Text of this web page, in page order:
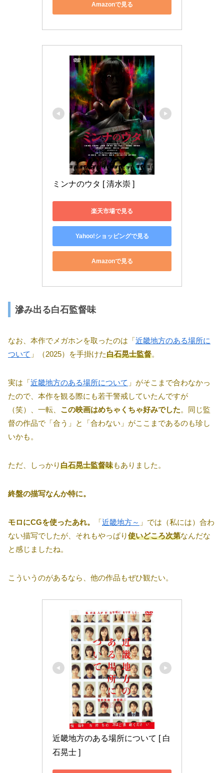
Amazonで見る
ミンナのウタ [ 清水崇 ]
楽天市場で見る
Yahoo!ショッピングで見る
Amazonで見る
滲み出る白石監督味
なお、本作でメガホンを取ったのは「近畿地方のある場所に
ついて 」（2025）を手掛けた白石晃士監督。
実は「近畿地方のある場所について 」がそこまで合わなかっ
たので、本作を観る際にも若干警戒していたんですが
（笑）、一転、 この映画はめちゃくちゃ好みでした。同じ監
督の作品で「合う」と「合わない」がここまであるのも珍し
いかも。
ただ、しっかり白石晃士監督味もありました。
終盤の描写なんか特に。
モロにCGを使ったあれ。 「近畿地方～ 」では（私には）合わ
ない描写でしたが、それもやっぱり使いどころ次第なんだな
と感じましたね。
こういうのがあるなら、他の作品もぜひ観たい。
近畿地方のある場所について [ 白
石晃士 ]